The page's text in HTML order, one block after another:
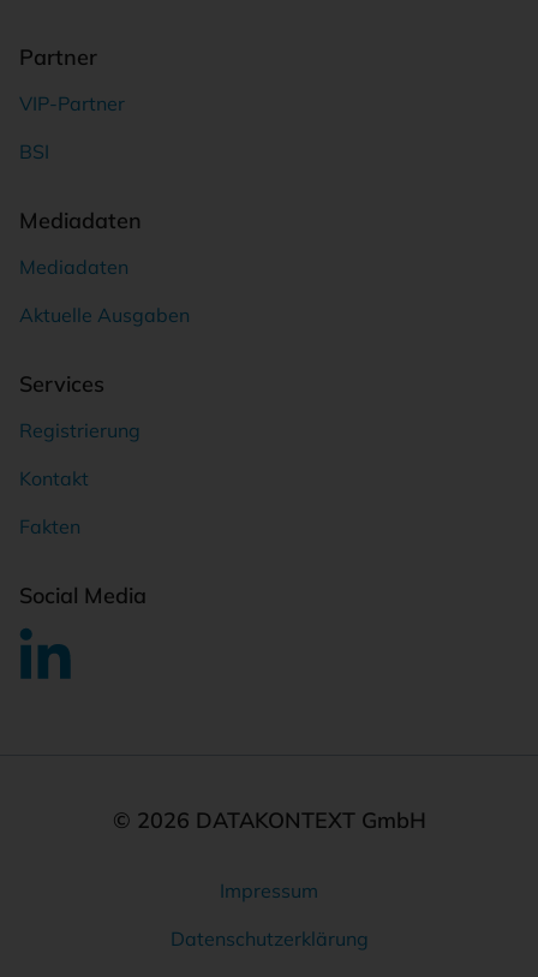
Partner
VIP-Partner
BSI
Mediadaten
Mediadaten
Aktuelle Ausgaben
Services
Registrierung
Kontakt
Fakten
Social Media
© 2026 DATAKONTEXT GmbH
Impressum
Datenschutzerklärung